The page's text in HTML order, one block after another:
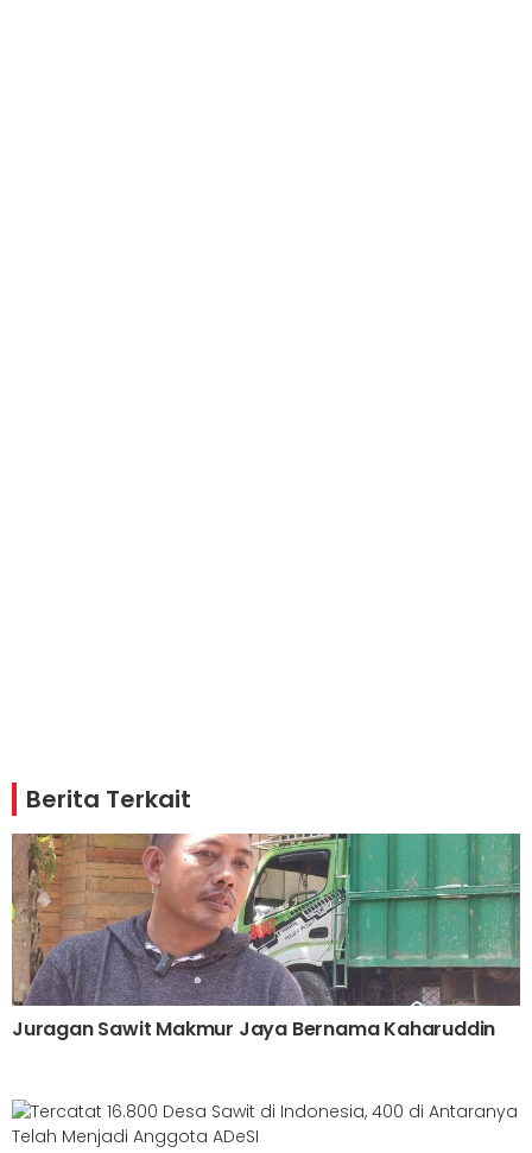
Berita Terkait
Juragan Sawit Makmur Jaya Bernama Kaharuddin